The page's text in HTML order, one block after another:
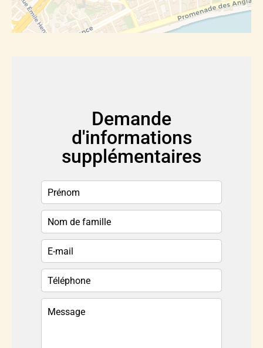
Demande
d'informations
supplémentaires